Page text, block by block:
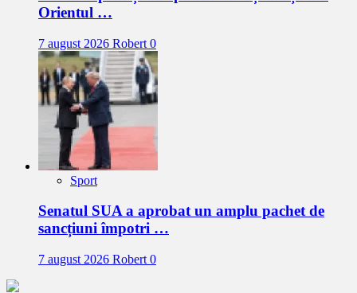
Orientul …
7 august 2026 Robert 0
Sport
Senatul SUA a aprobat un amplu pachet de
sancțiuni împotri …
7 august 2026 Robert 0